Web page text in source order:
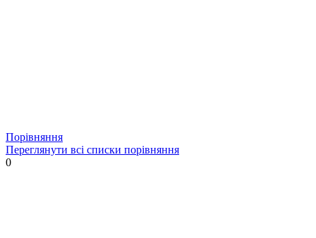
Порівняння
Переглянути всі списки порівняння
0